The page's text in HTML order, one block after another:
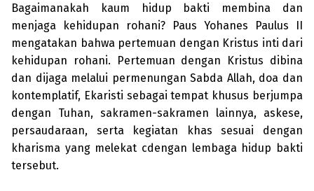
Bagaimanakah kaum hidup bakti membina dan
menjaga kehidupan ro­hani? Paus Yohanes Paulus II
menga­takan bahwa pertemuan dengan Kristus inti dari
kehidupan rohani. Pertemuan dengan Kristus dibina
dan dijaga melalui permenungan Sabda Allah, doa dan
kontemplatif, Ekaristi sebagai tempat khusus berjumpa
dengan Tuhan, sakra­men-sakramen lainnya, askese,
persau­daraan, serta kegiatan khas sesuai dengan
kharisma yang melekat cdengan lembaga hidup bakti
tersebut.